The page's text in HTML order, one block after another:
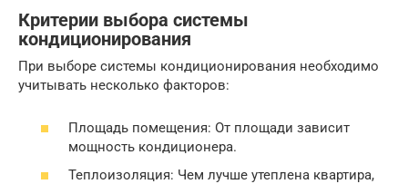
Критерии выбора системы
кондиционирования
При выборе системы кондиционирования необходимо
учитывать несколько факторов:
Площадь помещения: От площади зависит
мощность кондиционера.
Теплоизоляция: Чем лучше утеплена квартира,